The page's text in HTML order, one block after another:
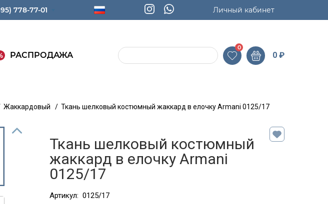
778-77-01 Личный кабинет
РАСПРОДАЖА
0
0 ₽
Жаккардовый / Ткань шелковый костюмный жаккард в елочку Armani 0125/17
Ткань шелковый костюмный
жаккард в елочку Armani
0125/17
Артикул: 0125/17